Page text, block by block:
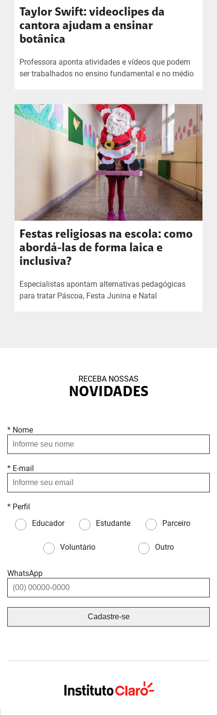
Taylor Swift: videoclipes da
cantora ajudam a ensinar
botânica
Professora aponta atividades e vídeos que podem
ser trabalhados no ensino fundamental e no médio
Festas religiosas na escola: como
abordá-las de forma laica e
inclusiva?
Especialistas apontam alternativas pedagógicas
para tratar Páscoa, Festa Junina e Natal
RECEBA NOSSAS
NOVIDADES
* Nome
* E-mail
* Perfil
Educador
Estudante Parceiro
Voluntário Outro
WhatsApp